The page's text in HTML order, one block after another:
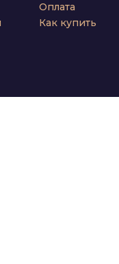
Оплата
Как купить